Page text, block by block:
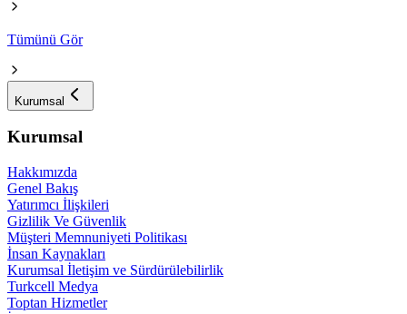
Tümünü Gör
Kurumsal
Kurumsal
Hakkımızda
Genel Bakış
Yatırımcı İlişkileri
Gizlilik Ve Güvenlik
Müşteri Memnuniyeti Politikası
İnsan Kaynakları
Kurumsal İletişim ve Sürdürülebilirlik
Turkcell Medya
Toptan Hizmetler